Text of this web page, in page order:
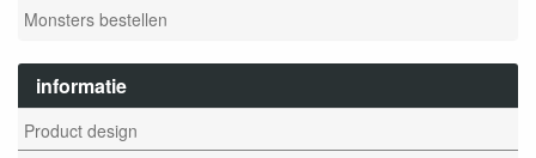
Monsters bestellen
informatie
Product design